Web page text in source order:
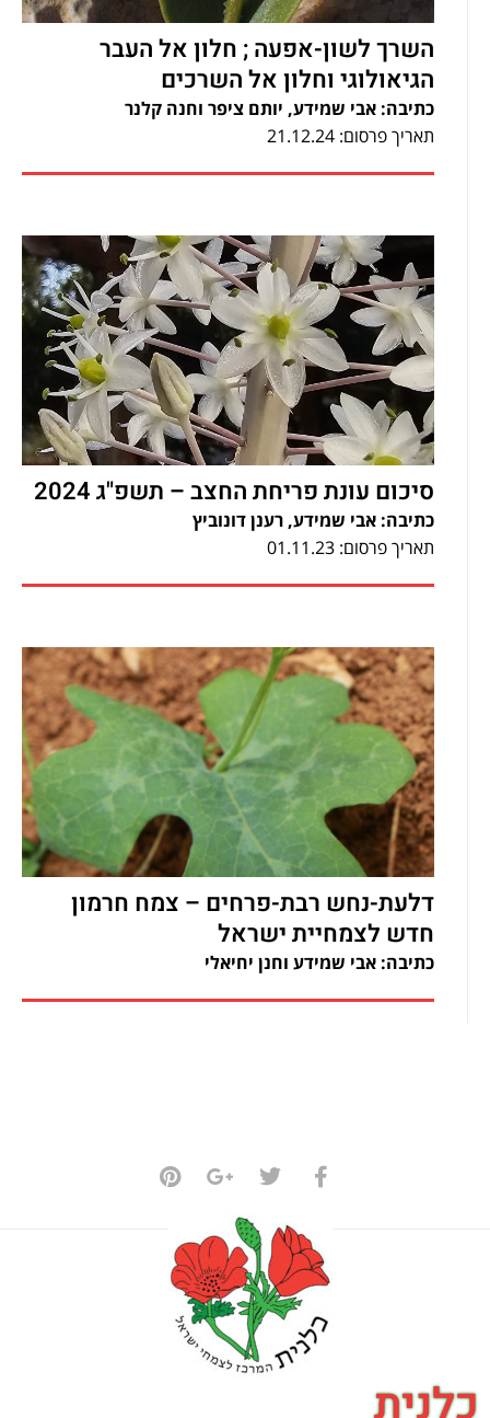
השרך לשון-אפעה ; חלון אל העבר
הגיאולוגי וחלון אל השרכים
כתיבה: אבי שמידע, יותם ציפר וחנה קלנר
תאריך פרסום: 21.12.24
סיכום עונת פריחת החצב – תשפ"ג 2024
כתיבה: אבי שמידע, רענן דונוביץ
תאריך פרסום: 01.11.23
דלעת-נחש רבת-פרחים – צמח חרמון
חדש לצמחיית ישראל
כתיבה: אבי שמידע וחנן יחיאלי